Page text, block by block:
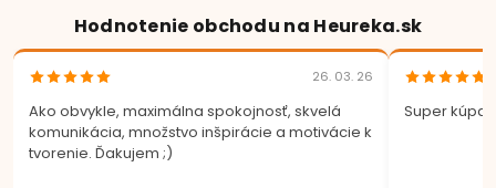
Hodnotenie obchodu na Heureka.sk
26. 03. 26
Ako obvykle, maximálna spokojnosť, skvelá
komunikácia, množstvo inšpirácie a motivácie k
tvorenie. Ďakujem ;)
Super